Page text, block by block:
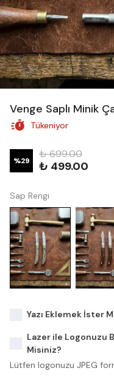
Venge Saplı Minik
Tükeniyor
%29
₺ 699.00
₺ 499.00
Sap Rengi
Yazı Eklemek İster
Lazer ile Logonuzu
Misiniz?
Lütfen logonuzu JPEG